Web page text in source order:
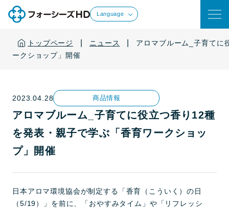
Language
トップページ ニュース
アロマブルーム_子育てに
ークショップ」開催
2023.04.28 商品情報
アロマブルーム_子育てに役立つ香り12種
を発表・親子で学ぶ「香育ワークショッ
プ」開催
日本アロマ環境協会が制定する「香育（こういく）の日
（5/19）」を前に、「おやすみタイム」や「リフレッシ